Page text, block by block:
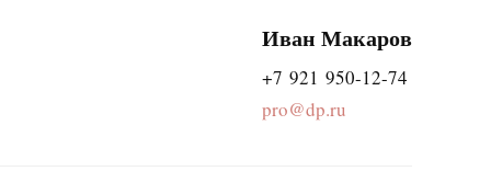
Иван Макаров
+7 921 950-12-74
pro@dp.ru